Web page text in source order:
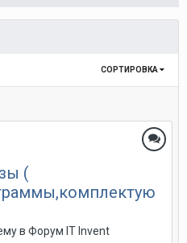
СОРТИРОВКА
(
в Форум IT Invent